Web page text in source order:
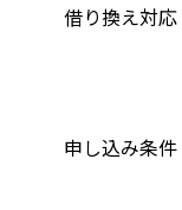
借り換え対応
申し込み条件